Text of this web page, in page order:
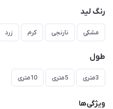
رنگ لید
مشکی نارنجی کرم زرد
طول
3متری 5متری 10متری
ویژگی‌ها